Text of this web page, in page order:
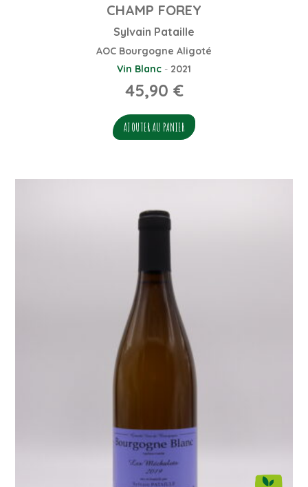
CHAMP FOREY
Sylvain Pataille
AOC Bourgogne Aligoté
Vin Blanc - 2021
45,90 €
AJOUTER AU PANIER